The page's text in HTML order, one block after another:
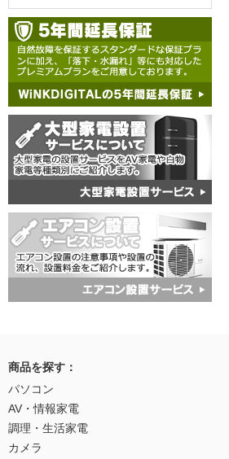
商品を探す：
パソコン
AV・情報家電
調理・生活家電
カメラ